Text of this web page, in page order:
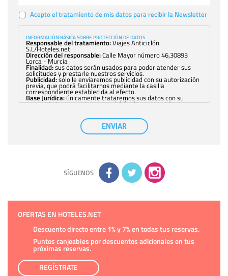
Acepto el tratamiento de mis datos para recibir la Newsletter
INFORMACIÓN BÁSICA SOBRE PROTECCIÓN DE DATOS
Responsable del tratamiento:Viajes Anticiclón
S.L/Hoteles.net
Dirección del responsable:Calle Mayor número 46,30893
Lorca - Murcia
Finalidad:sus datos serán usados para poder atender sus
solicitudes y prestarle nuestros servicios.
Publicidad:solo le enviaremos publicidad con su autorización
previa, que podrá facilitarnos mediante la casilla
correspondiente establecida al efecto.
Base Jurídica:únicamente trataremos sus datos con su
consentimiento previo, que podrá facilitarnos mediante la
con carácter general, sólo el personal de
nuestra entidad que esté debidamente autorizado podrá
tener conocimiento de la información que le pedimos. No se
comunicarán datos a terceros.
adicional y detallada sobre cómo tratamos sus datos en la
política de privacidad
ENVIAR
SÍGUENOS
OFERTAS EN HOTELES.NET
Descuento directo entre 1% y 7% en todas tus reservas.
Puntos canjeables por descuentos adicionales en tus
próximas reservas.
REGÍSTRATE